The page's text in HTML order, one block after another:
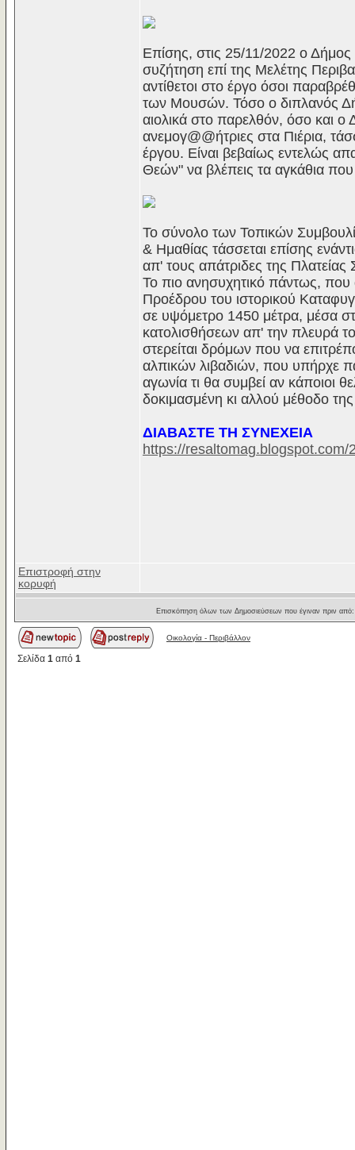
Επίσης, στις 25/11/2022 ο
συζήτηση επί της Μελέτης
αντίθετοι στο έργο όσοι
των Μουσών. Τόσο ο διπλανός
αιολικά στο παρελθόν, όσο και ο
ανεμογ@@ήτριες στα Πιέρια,
έργου. Είναι βεβαίως εντελώς
Θεών" να βλέπεις τα αγκάθια
Το σύνολο των Τοπικών
& Ημαθίας τάσσεται επίσης
απ' τους απάτριδες της Πλατείας
Το πιο ανησυχητικό πάντως,
Προέδρου του ιστορικού
σε υψόμετρο 1450 μέτρα, μέσα
κατολισθήσεων απ' την πλευρά
στερείται δρόμων που να
αλπικών λιβαδιών, που υπήρχε
αγωνία τι θα συμβεί αν κάποιοι
δοκιμασμένη κι αλλού μέθοδο
ΔΙΑΒΑΣΤΕ ΤΗ ΣΥΝΕΧΕΙΑ
https://
Επιστροφή στην
κορυφή
Επισκόπηση όλων των Δημοσιεύσεων που έγιναν πριν
Οικολογία - Περιβάλλον
Σελίδα 1 από 1